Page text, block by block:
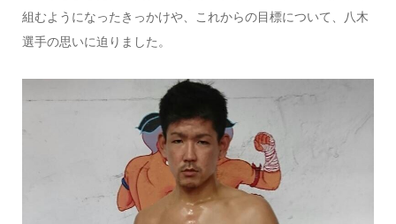
組むようになったきっかけや、これからの目標について、八木
選手の思いに迫りました。